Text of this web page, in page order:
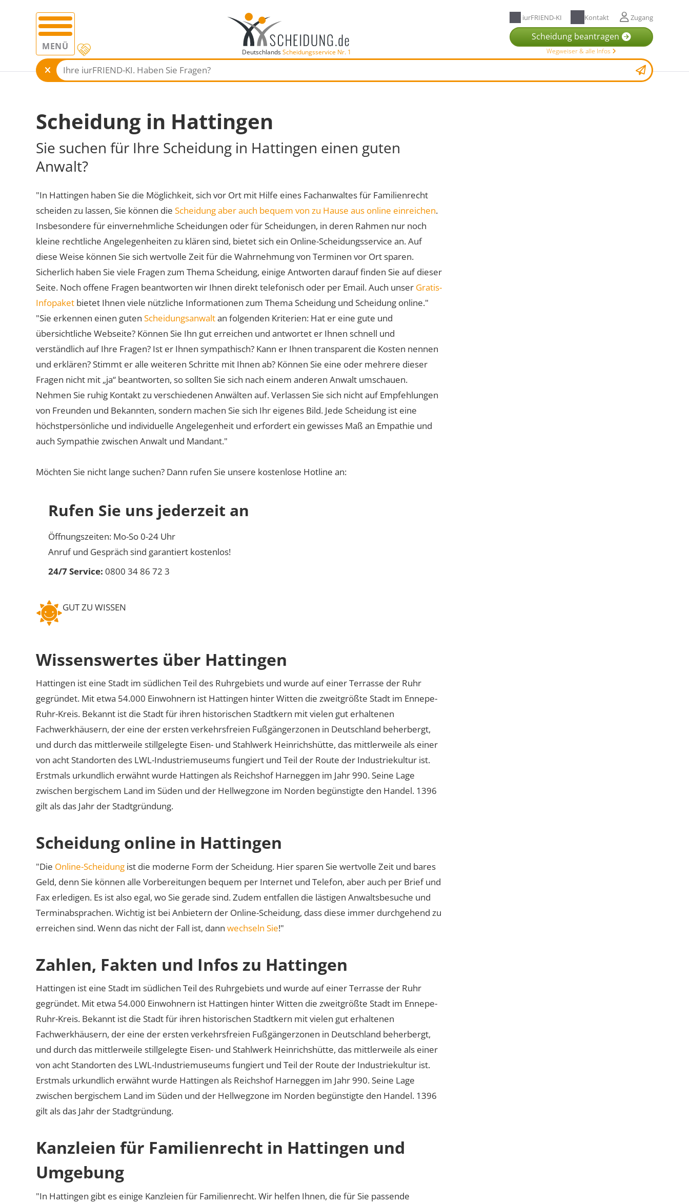
MENÜ DeutschlandsScheidungsservice Nr. 1
iurFRIEND-KI Kontakt Zugang
Scheidung beantragen
Wegweiser & alle Infos
Scheidung in Hattingen
Sie suchen für Ihre Scheidung in Hattingen einen guten
Anwalt?
"In Hattingen haben Sie die Möglichkeit, sich vor Ort mit Hilfe eines Fachanwaltes für Familienrecht
scheiden zu lassen, Sie können die Scheidung aber auch bequem von zu Hause aus online einreichen.
Insbesondere für einvernehmliche Scheidungen oder für Scheidungen, in deren Rahmen nur noch
kleine rechtliche Angelegenheiten zu klären sind, bietet sich ein Online-Scheidungsservice an. Auf
diese Weise können Sie sich wertvolle Zeit für die Wahrnehmung von Terminen vor Ort sparen.
Sicherlich haben Sie viele Fragen zum Thema Scheidung, einige Antworten darauf finden Sie auf dieser
Seite. Noch offene Fragen beantworten wir Ihnen direkt telefonisch oder per Email. Auch unser Gratis-
Infopaket bietet Ihnen viele nützliche Informationen zum Thema Scheidung und Scheidung online."
"Sie erkennen einen guten Scheidungsanwaltan folgenden Kriterien: Hat er eine gute und
übersichtliche Webseite? Können Sie Ihn gut erreichen und antwortet er Ihnen schnell und
verständlich auf Ihre Fragen? Ist er Ihnen sympathisch? Kann er Ihnen transparent die Kosten nennen
und erklären? Stimmt er alle weiteren Schritte mit Ihnen ab? Können Sie eine oder mehrere dieser
Fragen nicht mit „ja“ beantworten, so sollten Sie sich nach einem anderen Anwalt umschauen.
Nehmen Sie ruhig Kontakt zu verschiedenen Anwälten auf. Verlassen Sie sich nicht auf Empfehlungen
von Freunden und Bekannten, sondern machen Sie sich Ihr eigenes Bild. Jede Scheidung ist eine
höchstpersönliche und individuelle Angelegenheit und erfordert ein gewisses Maß an Empathie und
auch Sympathie zwischen Anwalt und Mandant."
Möchten Sie nicht lange suchen? Dann rufen Sie unsere kostenlose Hotline an:
Rufen Sie uns jederzeit an
Öffnungszeiten: Mo-So 0-24 Uhr
Anruf und Gespräch sind garantiert kostenlos!
24/7 Service: 0800 34 86 72 3
GUT ZU WISSEN
Wissenswertes über Hattingen
Hattingen ist eine Stadt im südlichen Teil des Ruhrgebiets und wurde auf einer Terrasse der Ruhr
gegründet. Mit etwa 54.000 Einwohnern ist Hattingen hinter Witten die zweitgrößte Stadt im Ennepe-
Ruhr-Kreis. Bekannt ist die Stadt für ihren historischen Stadtkern mit vielen gut erhaltenen
Fachwerkhäusern, der eine der ersten verkehrsfreien Fußgängerzonen in Deutschland beherbergt,
und durch das mittlerweile stillgelegte Eisen- und Stahlwerk Heinrichshütte, das mittlerweile als einer
von acht Standorten des LWL-Industriemuseums fungiert und Teil der Route der Industriekultur ist.
Erstmals urkundlich erwähnt wurde Hattingen als Reichshof Harneggen im Jahr 990. Seine Lage
zwischen bergischem Land im Süden und der Hellwegzone im Norden begünstigte den Handel. 1396
gilt als das Jahr der Stadtgründung.
Scheidung online in Hattingen
"Die Online-Scheidung ist die moderne Form der Scheidung. Hier sparen Sie wertvolle Zeit und bares
Geld, denn Sie können alle Vorbereitungen bequem per Internet und Telefon, aber auch per Brief und
Fax erledigen. Es ist also egal, wo Sie gerade sind. Zudem entfallen die lästigen Anwaltsbesuche und
Terminabsprachen. Wichtig ist bei Anbietern der Online-Scheidung, dass diese immer durchgehend zu
erreichen sind. Wenn das nicht der Fall ist, dann wechseln Sie!"
Zahlen, Fakten und Infos zu Hattingen
Hattingen ist eine Stadt im südlichen Teil des Ruhrgebiets und wurde auf einer Terrasse der Ruhr
gegründet. Mit etwa 54.000 Einwohnern ist Hattingen hinter Witten die zweitgrößte Stadt im Ennepe-
Ruhr-Kreis. Bekannt ist die Stadt für ihren historischen Stadtkern mit vielen gut erhaltenen
Fachwerkhäusern, der eine der ersten verkehrsfreien Fußgängerzonen in Deutschland beherbergt,
und durch das mittlerweile stillgelegte Eisen- und Stahlwerk Heinrichshütte, das mittlerweile als einer
von acht Standorten des LWL-Industriemuseums fungiert und Teil der Route der Industriekultur ist.
Erstmals urkundlich erwähnt wurde Hattingen als Reichshof Harneggen im Jahr 990. Seine Lage
zwischen bergischem Land im Süden und der Hellwegzone im Norden begünstigte den Handel. 1396
gilt als das Jahr der Stadtgründung.
Kanzleien für Familienrecht in Hattingen und
Umgebung
"In Hattingen gibt es einige Kanzleien für Familienrecht. Wir helfen Ihnen, die für Sie passende